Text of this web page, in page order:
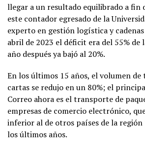
llegar a un resultado equilibrado a fin
este contador egresado de la
experto en gestión logística y
abril de 2023 el déficit era del 55%
año después ya bajó al 20%.
En los últimos 15 años, el volumen
cartas se redujo en un 80%; el
Correo ahora es el transporte de
empresas de comercio electrónico,
inferior al de otros países de la región
los últimos años.